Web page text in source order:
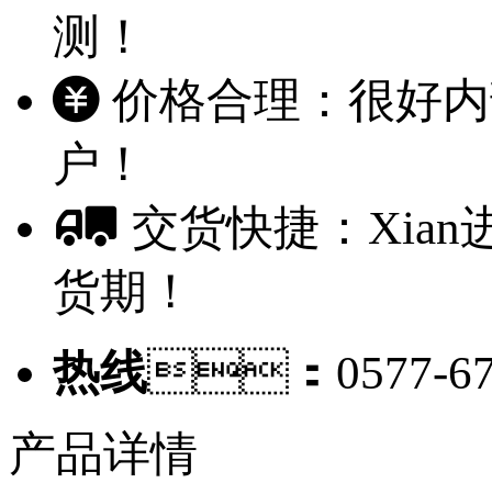
测！
价格合理：很好
户！
交货快捷：Xian
货期！
热线：0577-
产品详情